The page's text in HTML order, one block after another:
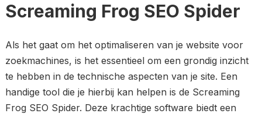
Screaming Frog SEO Spider
Als het gaat om het optimaliseren van je website voor
zoekmachines, is het essentieel om een grondig inzicht
te hebben in de technische aspecten van je site. Een
handige tool die je hierbij kan helpen is de Screaming
Frog SEO Spider. Deze krachtige software biedt een